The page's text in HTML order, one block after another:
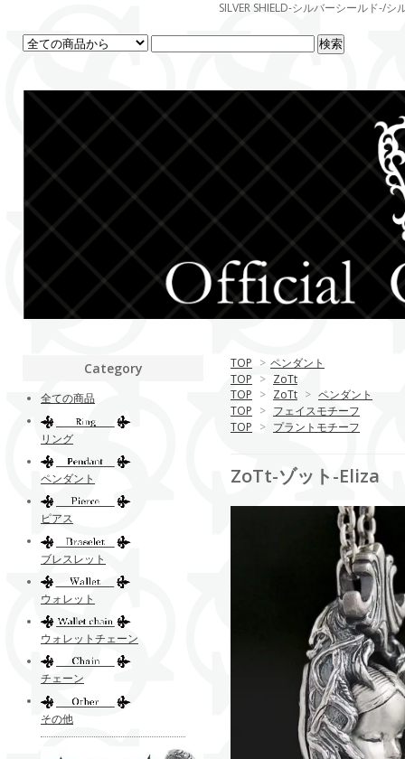
SILVER SHIELD-シルバーシールド-/
TOP > ペンダント
TOP > ZoTt
TOP > ZoTt > ペンダント
TOP > フェイスモチーフ
TOP > プラントモチーフ
ZoTt-ゾット-Eliza
Category
全ての商品
リング
ペンダント
ピアス
ブレスレット
ウォレット
ウォレットチェーン
チェーン
その他